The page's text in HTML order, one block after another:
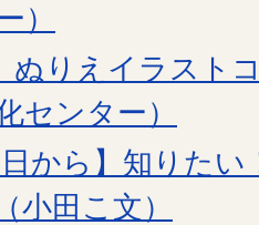
）
ぬりえイラスト
センター）
日から】知りた
小田こ文）